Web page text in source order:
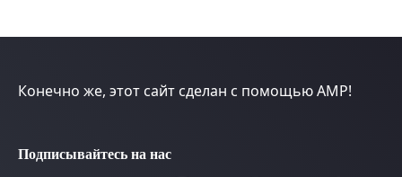
Конечно же, этот сайт сделан с помощью AMP!
Подписывайтесь на нас